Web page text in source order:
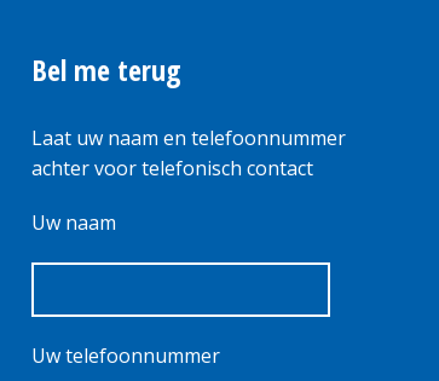
Bel me terug
Laat uw naam en telefoonnummer
achter voor telefonisch contact
Uw naam
Uw telefoonnummer